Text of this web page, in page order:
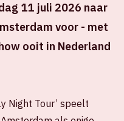
11 juli 2026 naar
voor - met
ooit in Nederland
Night Tour’ speelt